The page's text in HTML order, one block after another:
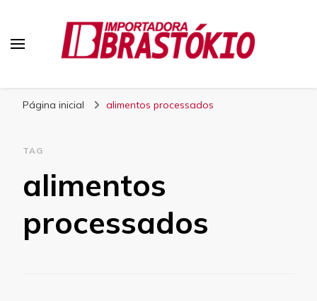
Página inicial alimentos processados
TAG
alimentos
processados